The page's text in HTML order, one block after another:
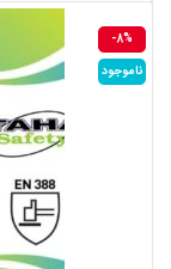
-8%
ناموجود